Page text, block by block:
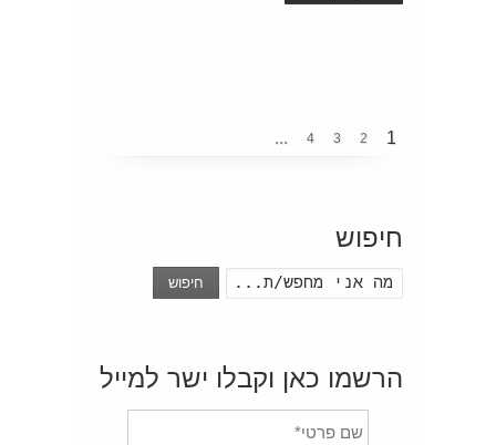
1
2
3
4
...
חיפוש
חיפוש
הרשמו כאן וקבלו ישר למייל